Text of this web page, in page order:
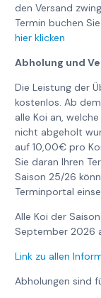
den Versand
Termin buchen
hier klicken
Abholung und
Die Leistung der
kostenlos. Ab
alle Koi an,
nicht abgeholt
auf 10,00€ pro
Sie daran Ihren
Saison 25/26
Terminportal
Alle Koi der
September 2026
Link zu allen
Abholungen sind